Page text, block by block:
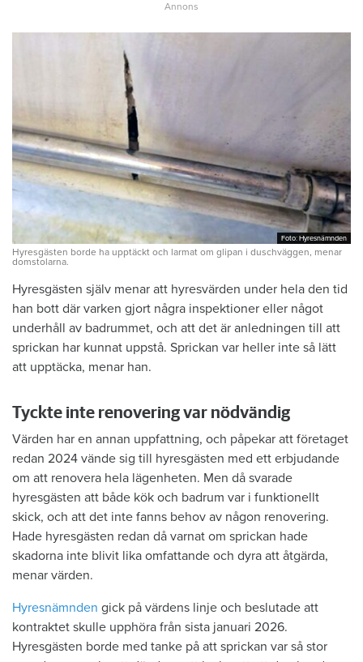
Foto: Hyresnämnden
Foto: Hyresnämnden
Hyresgästen borde ha upptäckt och larmat om glipan i duschväggen, menar
domstolarna.
Hyresgästen själv menar att hyresvärden under hela den tid
han bott där varken gjort några inspektioner eller något
underhåll av badrummet, och att det är anledningen till att
sprickan har kunnat uppstå. Sprickan var heller inte så lätt
att upptäcka, menar han.
Tyckte inte renovering var nödvändig
Värden har en annan uppfattning, och påpekar att företaget
redan 2024 vände sig till hyresgästen med ett erbjudande
om att renovera hela lägenheten. Men då svarade
hyresgästen att både kök och badrum var i funktionellt
skick, och att det inte fanns behov av någon renovering.
Hade hyresgästen redan då varnat om sprickan hade
skadorna inte blivit lika omfattande och dyra att åtgärda,
menar värden.
Hyresnämnden gick på värdens linje och beslutade att
kontraktet skulle upphöra från sista januari 2026.
Hyresgästen borde med tanke på att sprickan var så stor